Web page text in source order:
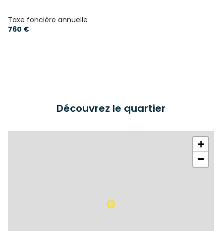
Taxe foncière annuelle
760 €
Découvrez le quartier
+
−